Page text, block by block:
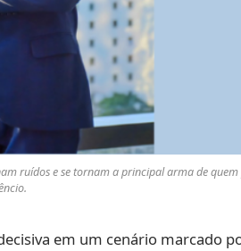
ruídos e se tornam a principal arma de
em um cenário marcado